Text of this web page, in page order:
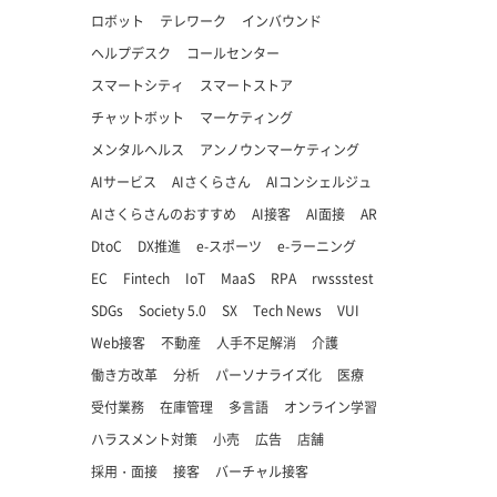
ロボット テレワーク
インバウンド
ヘルプデスク
コールセンター
スマートシティ
スマートストア
チャットボット
マーケティング
メンタルヘルス
アンノウンマーケティング
AIサービス
AIさくらさん
AIコンシェルジュ
AIさくらさんのおすすめ
AI接客 AI面接
AR
DtoC
DX推進 e-スポーツ
e-ラーニング
EC
Fintech IoT MaaS RPA
rwssstest
SDGs
Society 5.0 SX Tech News
VUI
Web接客
不動産 人手不足解消
介護
働き方改革
分析 パーソナライズ化
医療
受付業務
在庫管理 多言語
オンライン学習
ハラスメント対策
小売 広告
店舗
採用・面接
接客
バーチャル接客